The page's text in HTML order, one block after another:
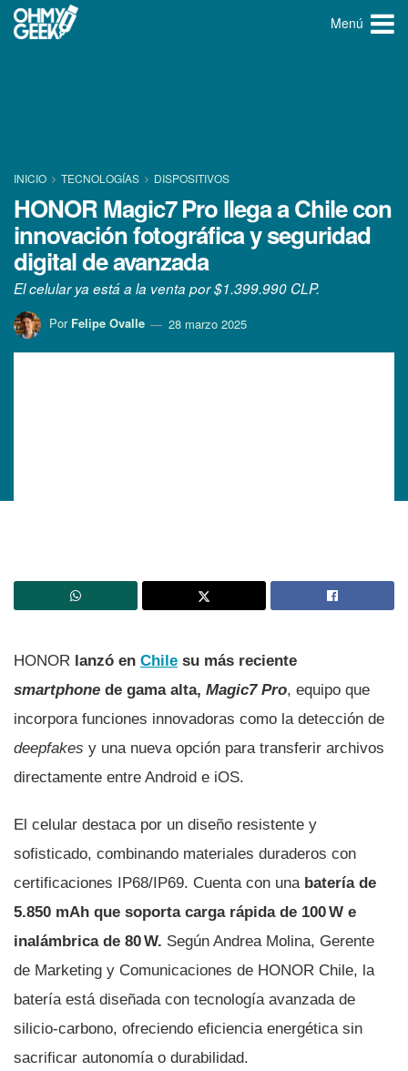
Menú
INICIO TECNOLOGÍ­AS DISPOSITIVOS
HONOR Magic7 Pro llega a Chile con
innovación fotográfica y seguridad
digital de avanzada
El celular ya está a la venta por $1.399.990 CLP.
Por Felipe Ovalle 28 marzo 2025
HONOR lanzó en Chile su más reciente
smartphone de gama alta, Magic7 Pro, equipo que
incorpora funciones innovadoras como la detección de
deepfakes y una nueva opción para transferir archivos
directamente entre Android e iOS.
El celular destaca por un diseño resistente y
sofisticado, combinando materiales duraderos con
certificaciones IP68/IP69. Cuenta con una batería de
5.850 mAh que soporta carga rápida de 100 W e
inalámbrica de 80 W. Según Andrea Molina, Gerente
de Marketing y Comunicaciones de HONOR Chile, la
batería está diseñada con tecnología avanzada de
silicio-carbono, ofreciendo eficiencia energética sin
sacrificar autonomía o durabilidad.